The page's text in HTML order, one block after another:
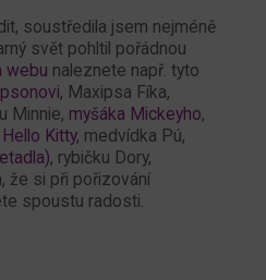
soustředila jsem nejméně
svět pohltil pořádnou
webu naleznete např. tyto
, Maxipsa Fíka,
Minnie, myšáka Mickeyho,
Hello Kitty, medvídka Pú,
, rybičku Dory,
že si při pořizování
spoustu radosti.